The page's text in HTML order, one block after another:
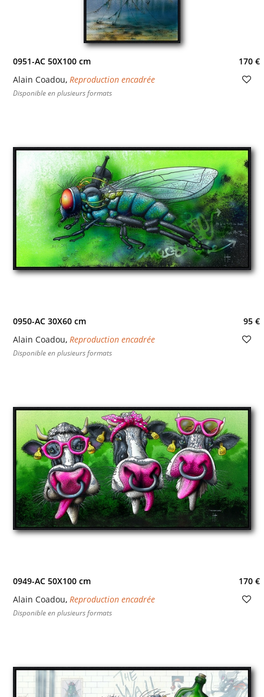
0951-AC 50X100 cm
170 €
Alain Coadou, Reproduction encadrée
Disponible en plusieurs formats
0950-AC 30X60 cm
95 €
Alain Coadou, Reproduction encadrée
Disponible en plusieurs formats
0949-AC 50X100 cm
170 €
Alain Coadou, Reproduction encadrée
Disponible en plusieurs formats